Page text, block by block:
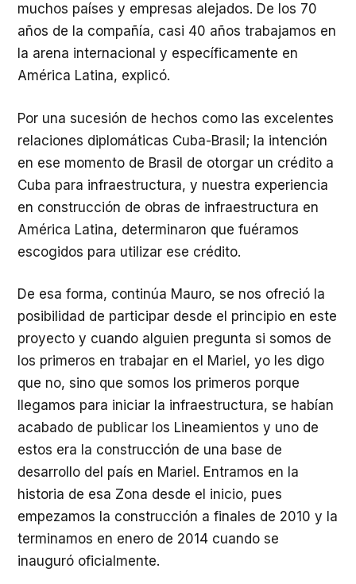
muchos países y empresas alejados. De los 70
años de la compañía, casi 40 años trabajamos en
la arena internacional y específicamente en
América Latina, explicó.
Por una sucesión de hechos como las excelentes
relaciones diplomáticas Cuba-Brasil; la intención
en ese momento de Brasil de otorgar un crédito a
Cuba para infraestructura, y nuestra experiencia
en construcción de obras de infraestructura en
América Latina, determinaron que fuéramos
escogidos para utilizar ese crédito.
De esa forma, continúa Mauro, se nos ofreció la
posibilidad de participar desde el principio en este
proyecto y cuando alguien pregunta si somos de
los primeros en trabajar en el Mariel, yo les digo
que no, sino que somos los primeros porque
llegamos para iniciar la infraestructura, se habían
acabado de publicar los Lineamientos y uno de
estos era la construcción de una base de
desarrollo del país en Mariel. Entramos en la
historia de esa Zona desde el inicio, pues
empezamos la construcción a finales de 2010 y la
terminamos en enero de 2014 cuando se
inauguró oficialmente.